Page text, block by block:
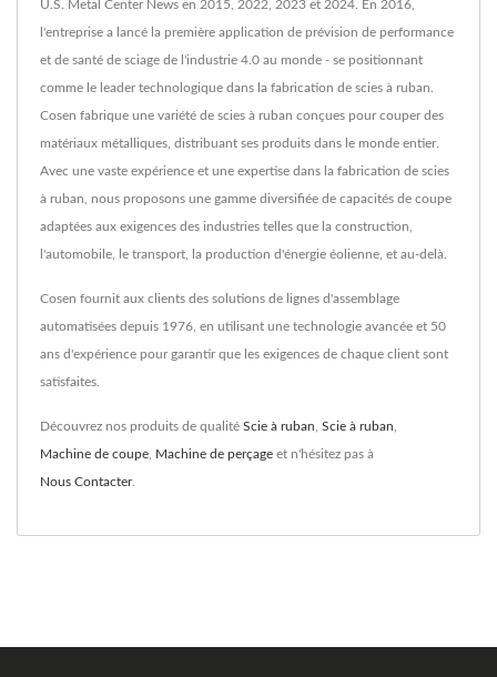
U.S. Metal Center News en 2015, 2022, 2023 et 2024. En 2016,
l'entreprise a lancé la première application de prévision de performance
et de santé de sciage de l'industrie 4.0 au monde - se positionnant
comme le leader technologique dans la fabrication de scies à ruban.
Cosen fabrique une variété de scies à ruban conçues pour couper des
matériaux métalliques, distribuant ses produits dans le monde entier.
Avec une vaste expérience et une expertise dans la fabrication de scies
à ruban, nous proposons une gamme diversifiée de capacités de coupe
adaptées aux exigences des industries telles que la construction,
l'automobile, le transport, la production d'énergie éolienne, et au-delà.
Cosen fournit aux clients des solutions de lignes d'assemblage
automatisées depuis 1976, en utilisant une technologie avancée et 50
ans d'expérience pour garantir que les exigences de chaque client sont
satisfaites.
Découvrez nos produits de qualité Scie à ruban Scie à ruban
Machine de coupe Machine de perçage et n'hésitez pas à
Nous Contacter.